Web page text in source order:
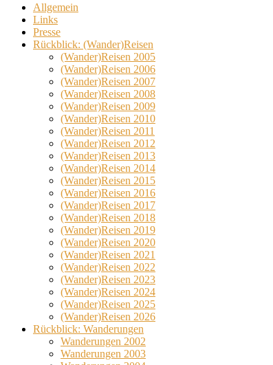
Allgemein
Links
Presse
Rückblick: (Wander)Reisen
(Wander)Reisen 2005
(Wander)Reisen 2006
(Wander)Reisen 2007
(Wander)Reisen 2008
(Wander)Reisen 2009
(Wander)Reisen 2010
(Wander)Reisen 2011
(Wander)Reisen 2012
(Wander)Reisen 2013
(Wander)Reisen 2014
(Wander)Reisen 2015
(Wander)Reisen 2016
(Wander)Reisen 2017
(Wander)Reisen 2018
(Wander)Reisen 2019
(Wander)Reisen 2020
(Wander)Reisen 2021
(Wander)Reisen 2022
(Wander)Reisen 2023
(Wander)Reisen 2024
(Wander)Reisen 2025
(Wander)Reisen 2026
Rückblick: Wanderungen
Wanderungen 2002
Wanderungen 2003